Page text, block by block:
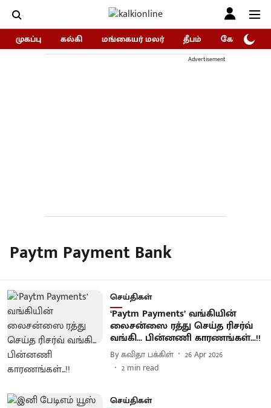
முகப்பு கல்கி மங்கையர் மலர் தீபம் கோகுலம்/
Advertisement
Paytm Payment Bank
செய்திகள்
‘Paytm Payments’ வங்கியின்
லைசன்ஸை ரத்து செய்த ரிசர்வ்
வங்கி... பின்னணி காரணங்கள்...!!
Byகவிதா பக்கிள்
26 Apr 2026
2 min read
செய்திகள்